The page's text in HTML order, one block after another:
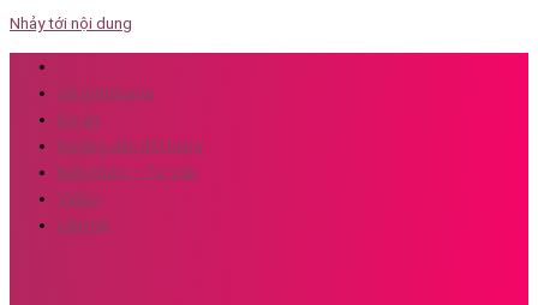
Nhảy tới nội dung
Về m90home
Dự án
Hướng dẫn đặt hàng
Kiến thức – Tư Vấn
Video
Liên hệ